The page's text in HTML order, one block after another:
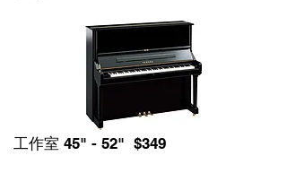
工作室 45" - 52" $349